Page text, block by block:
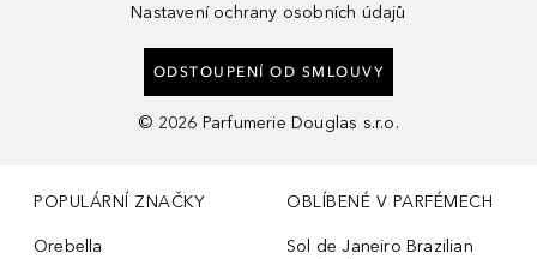
Nastavení ochrany osobních údajů
ODSTOUPENÍ OD SMLOUVY
© 2026 Parfumerie Douglas s.r.o.
POPULÁRNÍ ZNAČKY
Orebella
OBLÍBENÉ V PARFÉMECH
Sol de Janeiro Brazilian